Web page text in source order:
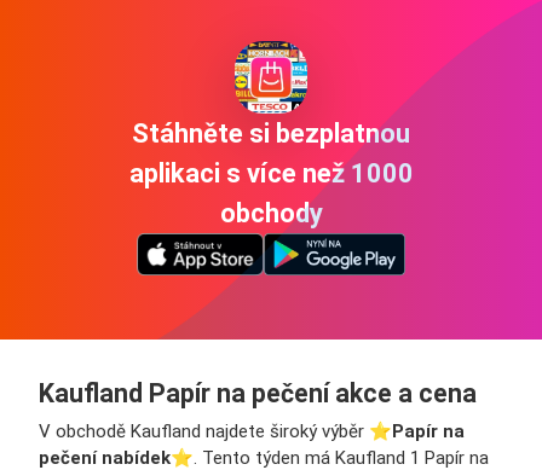
Stáhněte si bezplatnou
aplikaci s více než 1000
obchody
Kaufland Papír na pečení akce a cena
V obchodě Kaufland najdete široký výběr ⭐️Papír na
pečení nabídek⭐️. Tento týden má Kaufland 1 Papír na